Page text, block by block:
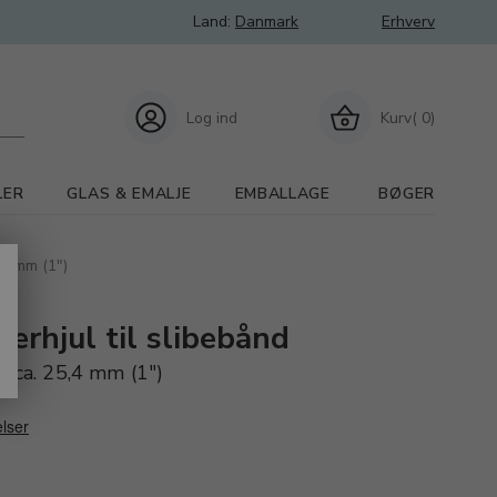
Land: Danmark Erhverv
Kurv( 0)
Log ind
GLAS & EMALJE EMBALLAGE BØGER
mm (1")
til slibebånd
25,4 mm (1")